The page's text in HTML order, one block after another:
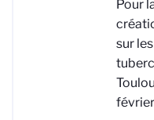
Pour
sur